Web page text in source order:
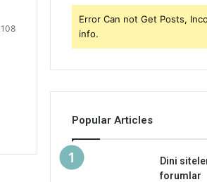
108
Error Can not Get Posts,
info.
Popular Articles
Dini
forumlar